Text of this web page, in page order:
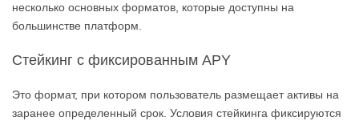
несколько основных форматов, которые доступны на
большинстве платформ.
Стейкинг с фиксированным APY
Это формат, при котором пользователь размещает активы на
заранее определенный срок. Условия стейкинга фиксируются